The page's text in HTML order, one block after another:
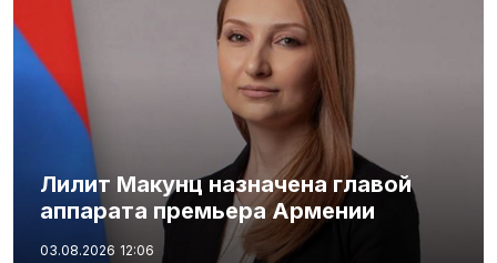
Лилит Макунц назначена главой
аппарата премьера Армении
03.08.2026 12:06